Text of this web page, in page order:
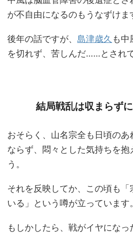
が不自由になるのもうなずけま
後年の話ですが、 島津歳久 も中
を切れず、苦しんだ……とされ
結局戦乱は収まらず
おそらく、山名宗全も日頃のあ
ならず、悶々とした気持ちを抱
う。
それを反映してか、この頃も
いる」という噂が立っています。
もしかしたら、戦がイヤにな